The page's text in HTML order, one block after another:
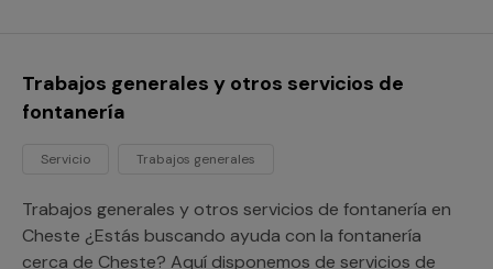
Trabajos generales y otros servicios de
fontanería
Servicio Trabajos generales
Trabajos generales y otros servicios de fontanería en
Cheste ¿Estás buscando ayuda con la fontanería
cerca de Cheste? Aquí disponemos de servicios de